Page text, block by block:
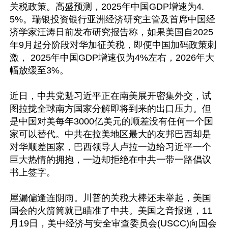
关税政策。高盛预测，2025年中国GDP增速为4.
5%。瑞银投资银行亚洲经济研究主管及首席中国经
济学家汪涛日前发布研究报告称，如果美国自2025
年9月起分阶段对华加征关税，即便中国加码政策刺
激， 2025年中国GDP增速仅为4%左右，2026年大
幅放缓至3%。
近日，中共党魁习近平正在南美展开密集外交，试
图拉拢全球南方国家分解即将到来的出口压力。但
是中国对美每年3000亿美元的顺差没有任何一个国
家可以替代。中共在拉美地区最大的友邦巴西却是
对华顺差国家，巴西领导人卢拉一边给习近平一个
巨大热情的拥抱，一边却拒绝在中共一带一路倡议
书上签字。
屋漏偏逢连阴雨。川普的关税大棒还未举起，美国
国会的火箭筒就已瞄准了中共。美国之音报道，11
月19日，美中经济与安全审查委员会(USCC)向国会